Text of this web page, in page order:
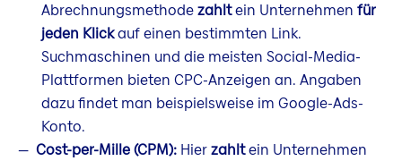
Abrechnungsmethodezahltein Unternehmen für
jeden Klickauf einen bestimmten Link.
Suchmaschinen und die meisten Social-Media-
Plattformen bieten CPC-Anzeigen an. Angaben
dazu findet man beispielsweise im Google-Ads-
Konto.
Cost-per-Mille (CPM): Hierzahltein Unternehmen